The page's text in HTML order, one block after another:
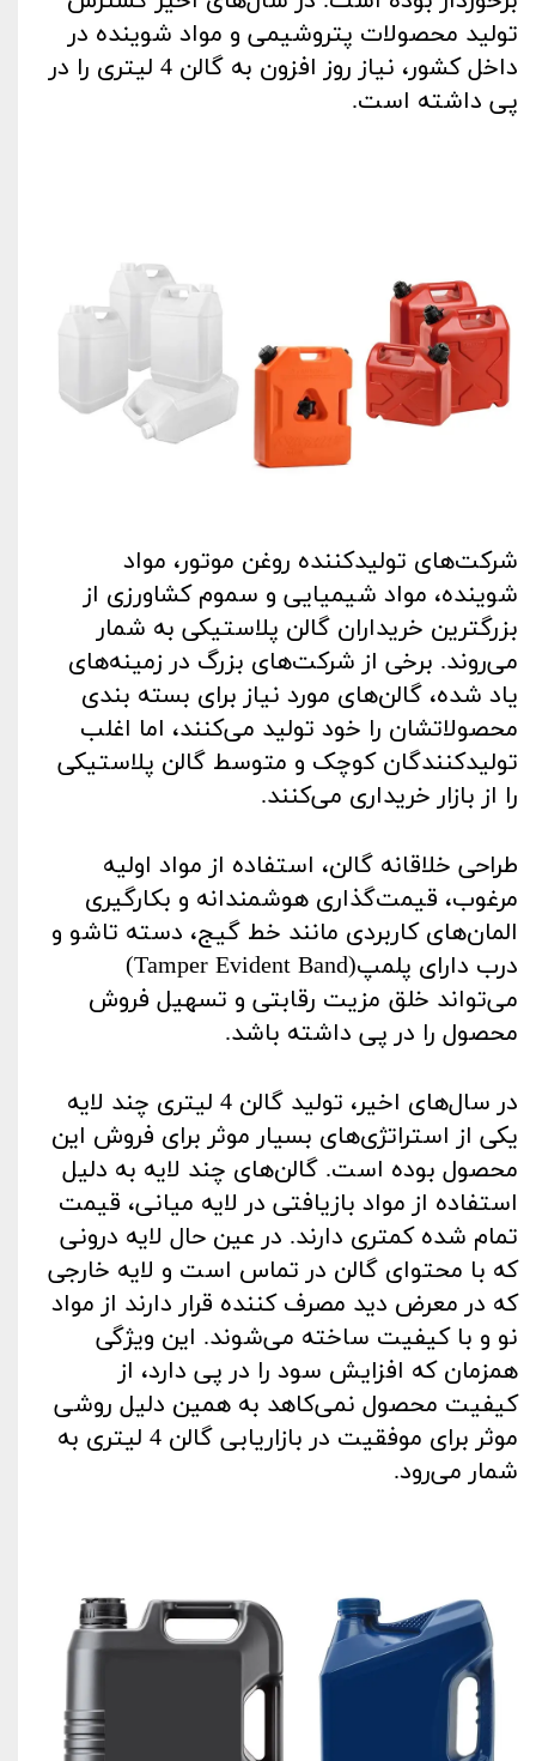
تولید محصولات پتروشیمی و مواد شوینده در
داخل کشور، نیاز روز افزون به گالن 4 لیتری را در
پی داشته است.
شرکت‌های تولیدکننده روغن موتور، مواد
شوینده، مواد شیمیایی و سموم کشاورزی از
بزرگترین خریداران گالن پلاستیکی به شمار
می‌روند. برخی از شرکت‌های بزرگ در زمینه‌های
یاد شده، گالن‌های مورد نیاز برای بسته بندی
محصولاتشان را خود تولید می‌کنند، اما اغلب
تولیدکنندگان کوچک و متوسط گالن پلاستیکی
را از بازار خریداری می‌کنند.
طراحی خلاقانه گالن، استفاده از مواد اولیه
مرغوب، قیمت‌گذاری هوشمندانه و بکارگیری
المان‌های کاربردی مانند خط گیج، دسته تاشو و
درب دارای پلمپ(Tamper Evident Band)
می‌تواند خلق مزیت رقابتی و تسهیل فروش
محصول را در پی داشته باشد.
در سال‌های اخیر، تولید گالن 4 لیتری چند لایه
یکی از استراتژی‌های بسیار موثر برای فروش این
محصول بوده است. گالن‌های چند لایه به دلیل
استفاده از مواد بازیافتی در لایه میانی، قیمت
تمام شده کمتری دارند. در عین حال لایه درونی
که با محتوای گالن در تماس است و لایه خارجی
که در معرض دید مصرف کننده قرار دارند از مواد
نو و با کیفیت ساخته می‌شوند. این ویژگی
همزمان که افزایش سود را در پی دارد، از
کیفیت محصول نمی‌کاهد به همین دلیل روشی
موثر برای موفقیت در بازاریابی گالن 4 لیتری به
شمار می‌رود.